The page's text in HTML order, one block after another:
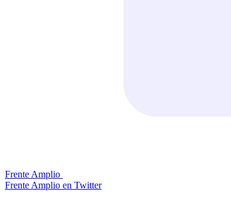
Frente Amplio
Frente Amplio en Twitter